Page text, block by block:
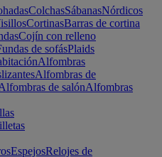
ColchasSábanasNórdicos
CortinasBarras de cortina
Cojín con relleno
de sofásPlaids
Alfombras
Alfombras de
de salónAlfombras
EspejosRelojes de